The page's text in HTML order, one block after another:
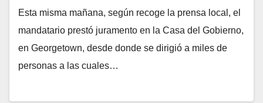
Esta misma mañana, según recoge la prensa local, el
mandatario prestó juramento en la Casa del Gobierno,
en Georgetown, desde donde se dirigió a miles de
personas a las cuales…